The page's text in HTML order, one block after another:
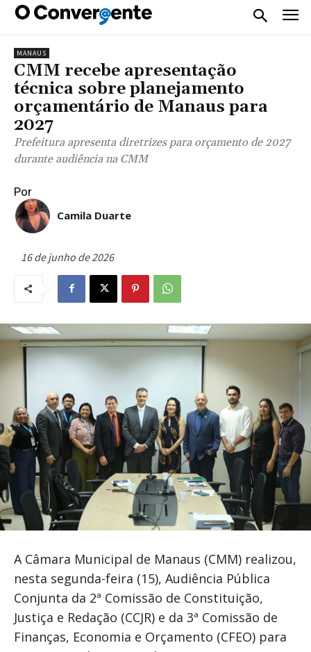
MANAUS
CMM recebe apresentação
técnica sobre planejamento
orçamentário de Manaus para
2027
Prefeitura apresenta diretrizes para orçamento de 2027
durante audiência na CMM
Por
Camila Duarte
16 de junho de 2026
A Câmara Municipal de Manaus (CMM) realizou,
nesta segunda-feira (15), Audiência Pública
Conjunta da 2ª Comissão de Constituição,
Justiça e Redação (CCJR) e da 3ª Comissão de
Finanças, Economia e Orçamento (CFEO) para